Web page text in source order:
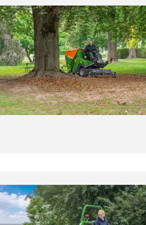
45 % más de material recogido gracias